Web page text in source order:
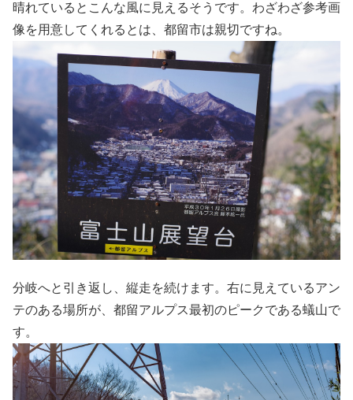
晴れているとこんな風に見えるそうです。わざわざ参考画
像を用意してくれるとは、都留市は親切ですね。
分岐へと引き返し、縦走を続けます。右に見えているアン
テのある場所が、都留アルプス最初のピークである蟻山で
す。